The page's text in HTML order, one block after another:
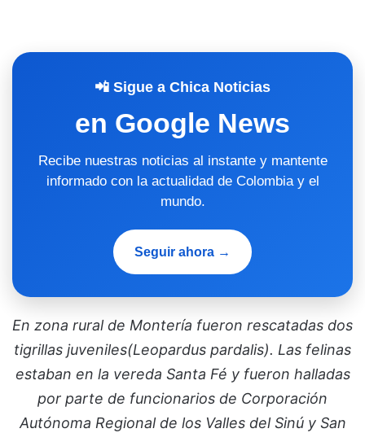
📲 Sigue a Chica Noticias
en Google News
Recibe nuestras noticias al instante y mantente
informado con la actualidad de Colombia y el
mundo.
Seguir ahora →
En zona rural de Montería fueron rescatadas dos
tigrillas juveniles(Leopardus pardalis). Las felinas
estaban en la vereda Santa Fé y fueron halladas
por parte de funcionarios de Corporación
Autónoma Regional de los Valles del Sinú y San